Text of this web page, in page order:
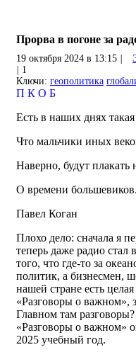
Прорва в погоне за
19 октября 2024 в 13:15
1
Ключи: геополитика
П К О Б
Есть в наших днях такая
Что мальчики иных
Наверно, будут плакать
О времени большевиков.
Павел Коган
Плохо дело: сначала я
теперь даже радио
того, что где-то за
политик, а бизнесмен,
нашей стране есть
«Разговоры о важном»,
Главном там
«Разговоры о важном»
2025 учебный год.